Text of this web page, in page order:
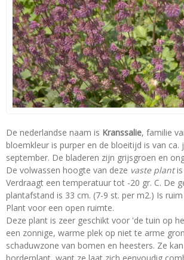
De nederlandse naam is Kranssalie, familie
bloemkleur is purper en de bloeitijd is van
september. De bladeren zijn grijsgroen en
De volwassen hoogte van deze vaste plantis
Verdraagt een temperatuur tot -20 gr. C. De
plantafstand is 33 cm. (7-9 st. per m2.) Is
Plant voor een open ruimte.
Deze plant is zeer geschikt voor 'de tuin op
een zonnige, warme plek op niet te arme
schaduwzone van bomen en heesters. Ze